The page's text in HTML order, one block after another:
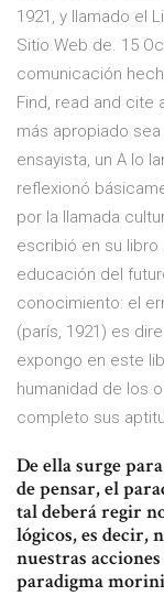
1921, y llamado el
Sitio Web de. 15
comunicación
Find, read and cite
más apropiado
ensayista, un A lo
reflexionó
por la llamada
escribió en su
educación del
conocimiento: el
(parís, 1921) es
expongo en este
humanidad de los
completo sus
De ella surge
de pensar, el
tal deberá regir
lógicos, es decir,
nuestras
paradigma